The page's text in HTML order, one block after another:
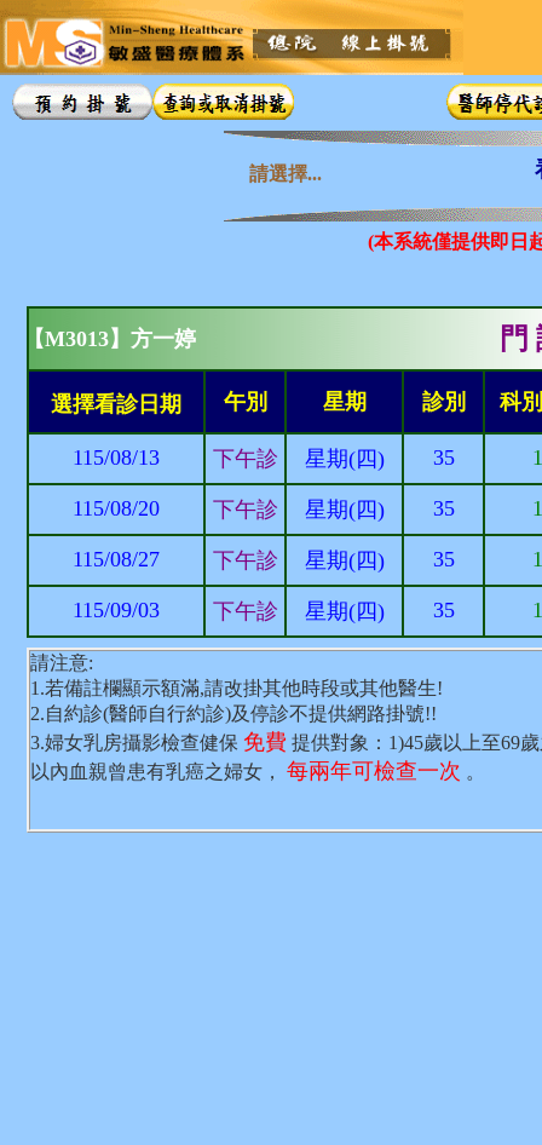
請選擇...
(本系統僅提供即日
【M3013】方一婷 門
選擇看診日期 午別 星期 診別 科
115/08/13 下午診 星期(四) 35
115/08/20 下午診 星期(四) 35
115/08/27 下午診 星期(四) 35
115/09/03 下午診 星期(四) 35
請注意:
1.若備註欄顯示額滿,請改掛其他時段或其他醫生!
2.自約診(醫師自行約診)及停診不提供網路掛號!!
3.婦女乳房攝影檢查健保 免費 提供對象：1)45歲以上至69
以內血親曾患有乳癌之婦女，
每兩年可檢查一次 。